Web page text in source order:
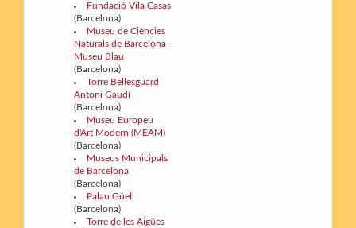
Fundació Vila Casas
(Barcelona)
Museu de Ciències
Naturals de Barcelona -
Museu Blau
(Barcelona)
Torre Bellesguard
Antoni Gaudí
(Barcelona)
Museu Europeu
d'Art Modern (MEAM)
(Barcelona)
Museus Municipals
de Barcelona
(Barcelona)
Palau Güell
(Barcelona)
Torre de les Aigües